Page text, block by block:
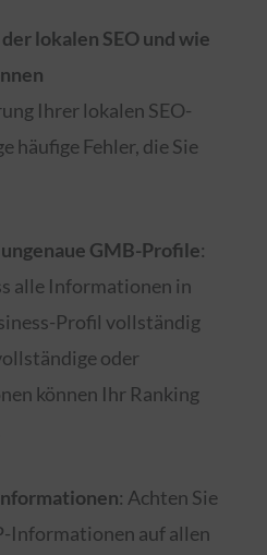
lokalen SEO und wie
Ihrer lokalen SEO-
häufige Fehler, die Sie
GMB-Profile:
alle Informationen in
Profil vollständig
oder
können Ihr Ranking
: Achten Sie
Informationen auf allen